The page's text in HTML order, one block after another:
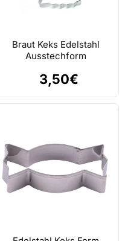
Braut Keks Edelstahl
Ausstechform
3,50€